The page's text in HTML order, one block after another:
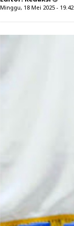
Minggu, 18 Mei 2025 - 19.42